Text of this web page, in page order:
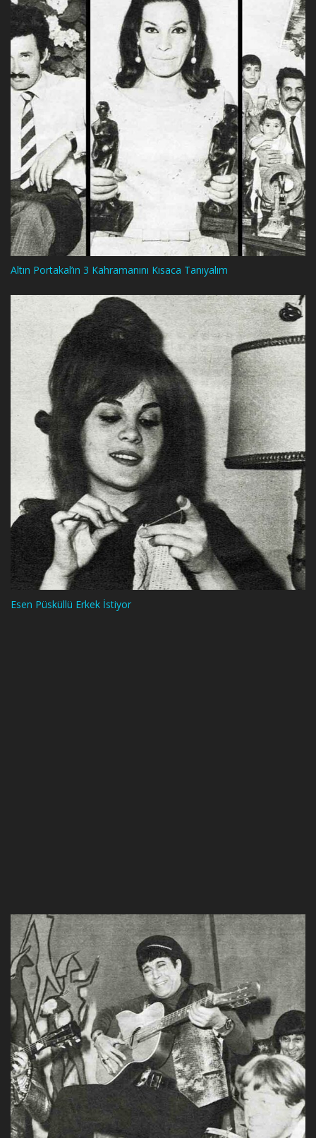
Altın Portakal’ın 3 Kahramanını Kısaca Tanıyalım
Esen Püsküllü Erkek İstiyor